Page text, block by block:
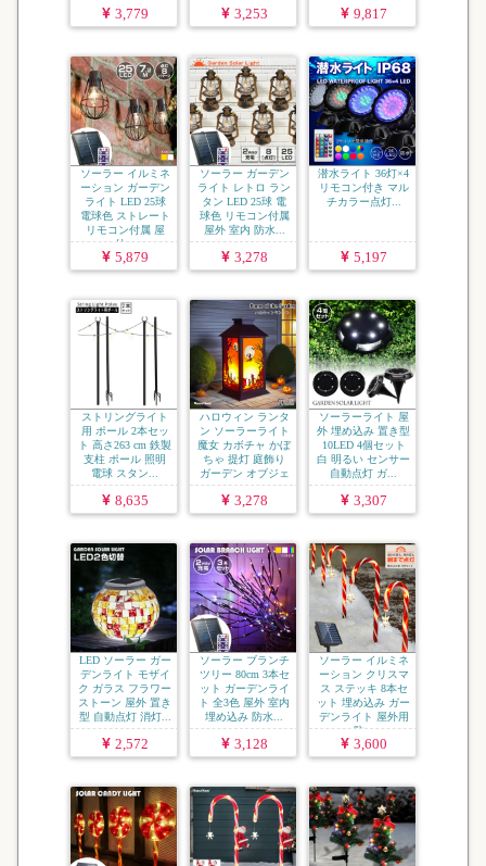
3,779 3,253 9,817
ソーラー イルミネ
ーション ガーデン
ライト LED 25球
電球色 ストレート
リモコン付属 屋
外...
5,879
ソーラー ガーデン
ライト レトロ ラン
タン LED 25球 電
球色 リモコン付属
屋外 室内 防水...
3,278
潜水ライト 36灯×4
リモコン付き マル
チカラー点灯...
5,197
ストリングライト
用 ポール 2本セッ
ト 高さ263 cm 鉄製
支柱 ポール 照明
電球 スタン...
8,635
ハロウィン ランタ
ン ソーラーライト
魔女 カボチャ かぼ
ちゃ 提灯 庭飾り
ガーデン オブジェ
...
3,278
ソーラーライト 屋
外 埋め込み 置き型
10LED 4個セット
白 明るい センサー
自動点灯 ガ...
3,307
LED ソーラー ガー
デンライト モザイ
ク ガラス フラワー
ストーン 屋外 置き
型 自動点灯 消灯...
2,572
ソーラー ブランチ
ツリー 80cm 3本セ
ット ガーデンライ
ト 全3色 屋外 室内
埋め込み 防水...
3,128
ソーラー イルミネ
ーション クリスマ
ス ステッキ 8本セ
ット 埋め込み ガー
デンライト 屋外用
防...
3,600